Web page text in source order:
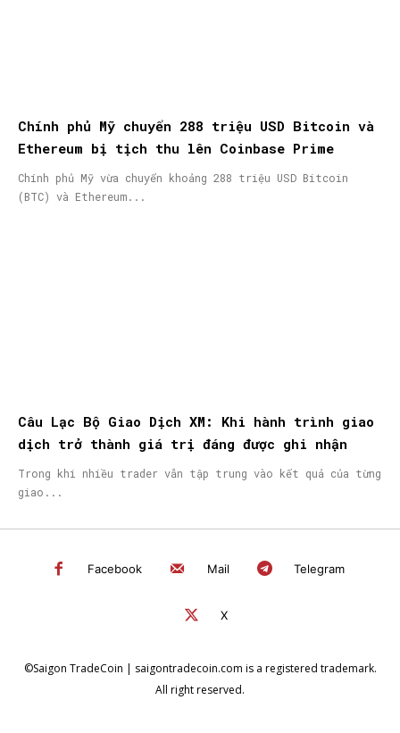
Chính phủ Mỹ chuyển 288 triệu USD Bitcoin và
Ethereum bị tịch thu lên Coinbase Prime
Chính phủ Mỹ vừa chuyển khoảng 288 triệu USD Bitcoin
(BTC) và Ethereum...
Câu Lạc Bộ Giao Dịch XM: Khi hành trình giao
dịch trở thành giá trị đáng được ghi nhận
Trong khi nhiều trader vẫn tập trung vào kết quả của từng
giao...
Facebook Mail Telegram
X
©Saigon TradeCoin | saigontradecoin.com is a registered trademark.
All right reserved.